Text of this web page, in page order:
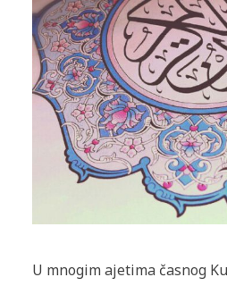
U mnogim ajetima časnog